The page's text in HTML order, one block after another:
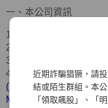
近期詐騙猖獗，請
結或陌生群組。本
「領取飆股」、「
一、本公司資訊
1.公司名稱：元大證券
2.公司地址：台北市中
3.服務電話：
4.營業據點：請參考官
( https://